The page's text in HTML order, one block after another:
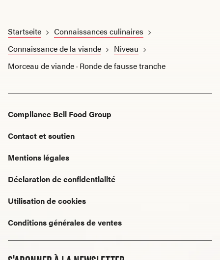
Startseite
Connaissances culinaires
Connaissance de la viande
Niveau
Morceau de viande · Ronde de fausse tranche
Compliance Bell Food Group
Contact et soutien
Mentions légales
Déclaration de confidentialité
Utilisation de cookies
Conditions générales de ventes